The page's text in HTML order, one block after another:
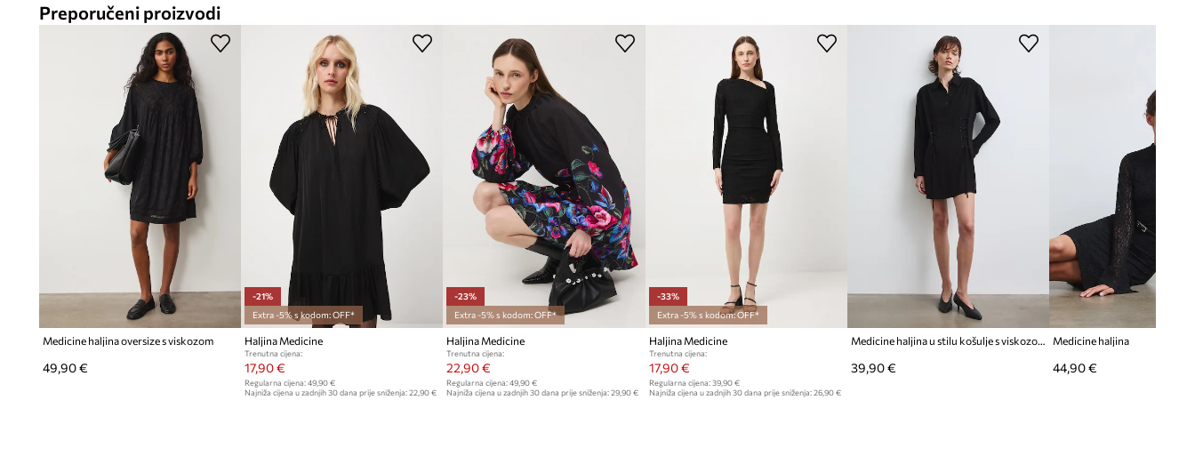
ID Proizvoda
Kroj modela: strukirani
Preporučeni proizvodi
Medicine haljina oversize s viskozom
49,90 €
-21%
Extra -5% s kodom: OFF*
Haljina Medicine
Trenutna cijena:
17,90 €
Regularna cijena:49,90 €
Najniža cijena u zadnjih 30 dana prije sniženja:22,90 €
-23%
Extra -5% s kodom: OFF*
Haljina Medicine
Trenutna cijena:
22,90 €
Regularna cijena: 49,90 €
Najniža cijena u zadnjih 30 dana prije sniženja: 29,90 €
-33%
Extra -5% s kodom: OFF*
Haljina Medicine
Trenutna cijena:
17,90 €
Regularna cijena: 39,90 €
Najniža cijena u zadnjih 30 dana prije sniženja: 26,90 €
Medicine haljina u stilu košulje s viskozom
39,90 €
Medicine haljina
44,90 €